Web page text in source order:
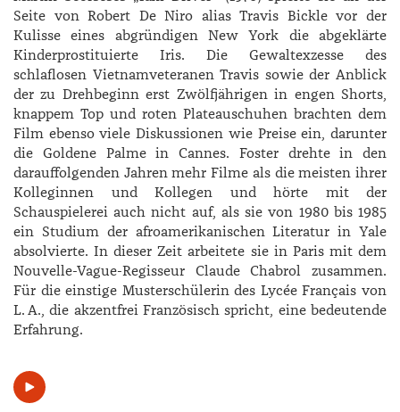
Seite von ­Robert De Niro alias Travis Bickle vor der
Kulisse eines abgründigen New York die abgeklärte
Kinderprostituierte Iris. Die Gewaltexzesse des
schlaflosen Vietnamveteranen Travis sowie der Anblick
der zu Drehbeginn erst Zwölfjährigen in engen Shorts,
knappem Top und roten Plateauschuhen brachten dem
Film ebenso viele Diskussionen wie Preise ein, darunter
die Goldene Palme in Cannes. Foster drehte in den
darauffolgenden Jahren mehr Filme als die meisten ihrer
Kolleginnen und Kollegen und hörte mit der
Schauspielerei auch nicht auf, als sie von 1980 bis 1985
ein Studium der afroamerikanischen Literatur in Yale
absolvierte. In dieser Zeit arbeitete sie in Paris mit dem
Nouvelle-Vague-Regisseur Claude Chabrol zusammen.
Für die einstige Musterschülerin des Lycée Français von
L. A., die akzentfrei Französisch spricht, eine bedeutende
Erfahrung.